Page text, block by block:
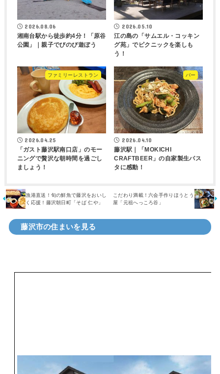
2026.08.06
湘南台駅から徒歩約4分！「原谷
公園」｜親子でびのび遊ぼう
2026.05.10
江の島の「サムエル・コッキン
グ苑」でピクニックを楽しも
う！
ファミリーレストラン
2026.04.25
「ガスト藤沢駅南口店」のモー
ニングで贅沢な朝時間を過ごし
ましょう！
バー
2026.04.10
藤沢駅｜「MOKICHI
CRAFTBEER」の自家製生パス
タに感動！
漁港直送！旬の鮮魚で藤沢をおいし
く応援！藤沢朝日町「そば 仁や」
こだわり満載！六会手作りほうとう
屋「元祖へっころ谷」
藤沢市の住まいを見る